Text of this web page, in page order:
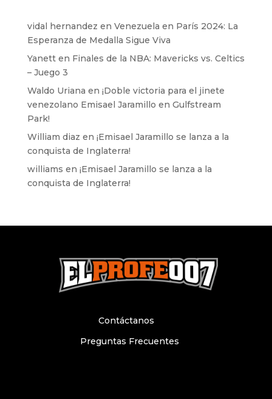
vidal hernandez en Venezuela en París 2024: La
Esperanza de Medalla Sigue Viva
Yanetten Finales de la NBA: Mavericks vs. Celtics
– Juego 3
Waldo Uriana en ¡Doble victoria para el jinete
venezolano Emisael Jaramillo en Gulfstream
Park!
William diaz en ¡Emisael Jaramillo se lanza a la
conquista de Inglaterra!
williams en ¡Emisael Jaramillo se lanza a la
conquista de Inglaterra!
Preguntas Frecuentes
Contáctanos